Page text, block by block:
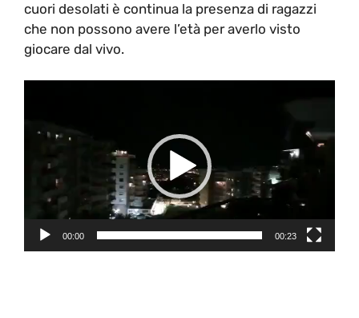
cuori desolati è continua la presenza di ragazzi
che non possono avere l’età per averlo visto
giocare dal vivo.
00:00 00:23